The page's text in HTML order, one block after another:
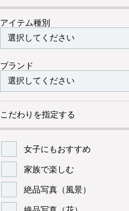
アイテム種別
ブランド
こだわりを指定する
女子にもおすすめ
家族で楽しむ
絶品写真（風景）